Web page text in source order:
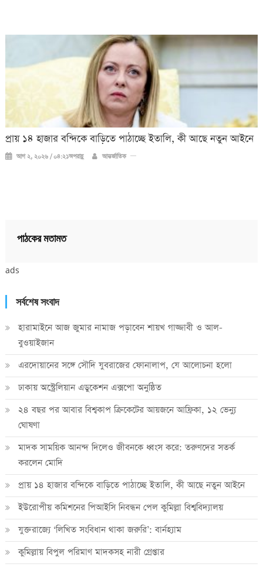
প্রায় ১৪ হাজার বন্দিকে বাড়িতে পাঠাচ্ছে ইতালি, কী আছে নতুন আইনে
আগ ২, ২০২৬ / ০৪:২১অপরাহ্ণ আন্তর্জাতিক
পাঠকের মতামত
ads
সর্বশেষ সংবাদ
হারামাইনে আজ জুমার নামাজ পড়াবেন শায়খ গাজ্জাবী ও আল-
বুওয়াইজান
এরদোয়ানের সঙ্গে সৌদি যুবরাজের ফোনালাপ, যে আলোচনা হলো
ঢাকায় অস্ট্রেলিয়ান এডুকেশন এক্সপো অনুষ্ঠিত
২৪ বছর পর আবার বিশ্বকাপ ক্রিকে‌টের আয়জনে আফ্রিকা, ১২ ভেন্যু
ঘোষণা
মাদক সাময়িক আনন্দ দিলেও জীবনকে ধ্বংস করে: তরুণদের সতর্ক
করলেন মোদি
প্রায় ১৪ হাজার বন্দিকে বাড়িতে পাঠাচ্ছে ইতালি, কী আছে নতুন আইনে
ইউরোপীয় কমিশনের পিআইসি নিবন্ধন পেল কুমিল্লা বিশ্ববিদ্যালয়
যুক্তরাজ্যে ‘লিখিত সংবিধান থাকা জরুরি’: বার্নহ্যাম
কুমিল্লায় বিপুল পরিমাণ মাদকসহ নারী গ্রেপ্তার